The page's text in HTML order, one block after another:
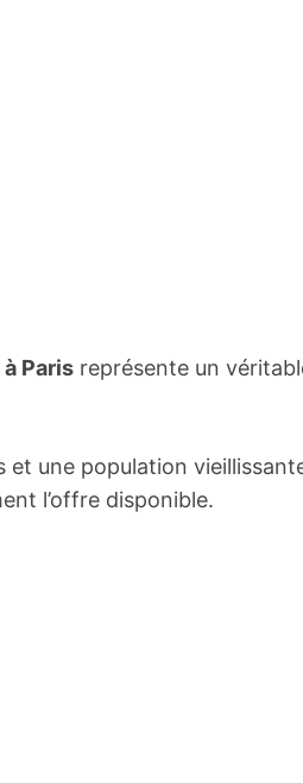
à Paris représente un
et une population
l’offre disponible.